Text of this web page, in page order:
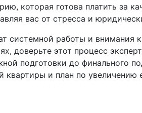
которая готова платить
вас от стресса и
системной работы и
доверьте этот процесс
подготовки до финального
квартиры и план по